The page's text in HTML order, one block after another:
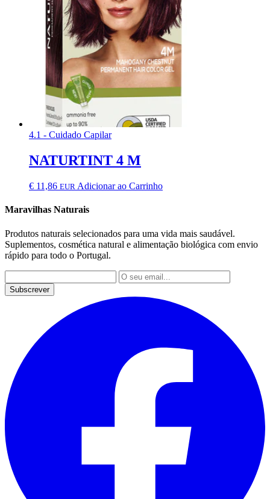
4.1 - Cuidado Capilar
NATURTINT 4 M
€ 11,86 EUR Adicionar ao Carrinho
Maravilhas Naturais
Produtos naturais selecionados para uma vida mais saudável.
Suplementos, cosmética natural e alimentação biológica com envio
rápido para todo o Portugal.
Subscrever